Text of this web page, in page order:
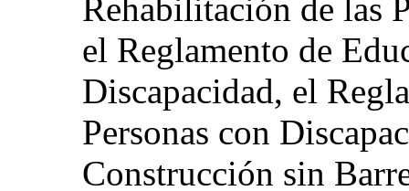
Rehabilitación de las
el Reglamento de
Discapacidad, el
Personas con
Construcción sin